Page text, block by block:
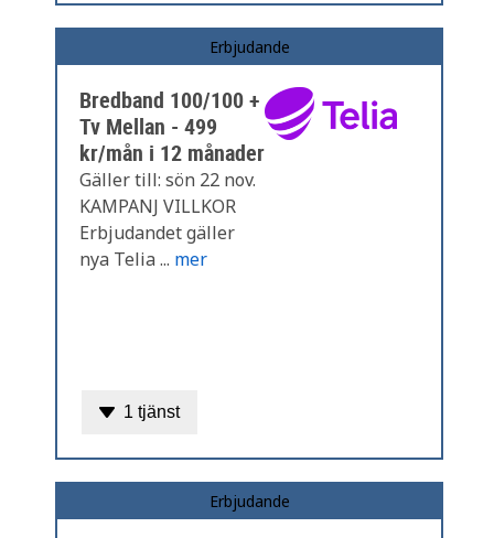
Erbjudande
Bredband 100/100 +
Tv Mellan - 499
kr/mån i 12 månader
Gäller till: sön 22 nov.
KAMPANJ VILLKOR
Erbjudandet gäller
nya Telia ... mer
1 tjänst
Erbjudande